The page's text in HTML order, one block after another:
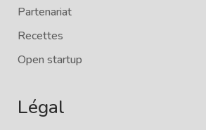
Partenariat
Recettes
Open startup
Légal